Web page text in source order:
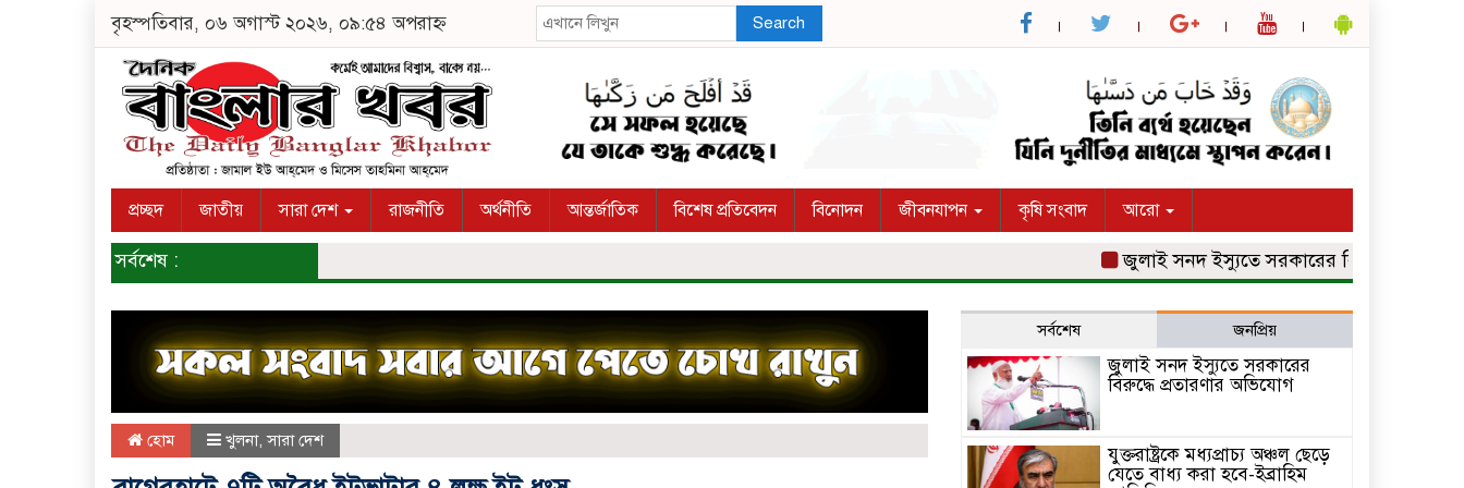
বৃহস্পতিবার, ০৬ অগাস্ট ২০২৬, ০৯:৫৪ অপরাহ্ন Search
প্রচ্ছদ জাতীয় সারা দেশ রাজনীতি অর্থনীতি আন্তর্জাতিক বিশেষ প্রতিবেদন বিনোদন জীবনযাপন কৃষি সংবাদ আরো
সর্বশেষ : জুলাই সনদ ইস্যুতে সরকারের বিরুদ্ধে প্রতারণার
হোম খুলনা,সারা দেশ
সর্বশেষ জনপ্রিয়
জুলাই সনদ ইস্যুতে সরকারের
বিরুদ্ধে প্রতারণার অভিযোগ
যুক্তরাষ্ট্রকে মধ্যপ্রাচ্য অঞ্চল ছেড়ে
যেতে বাধ্য করা হবে-ইব্রাহিম